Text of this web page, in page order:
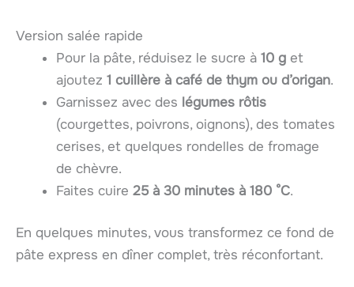
Version salée rapide
Pour la pâte, réduisez le sucre à 10 g et
ajoutez 1 cuillère à café de thym ou d’origan.
Garnissez avec des légumes rôtis
(courgettes, poivrons, oignons), des tomates
cerises, et quelques rondelles de fromage
de chèvre.
Faites cuire 25 à 30 minutes à 180 °C.
En quelques minutes, vous transformez ce fond de
pâte express en dîner complet, très réconfortant.